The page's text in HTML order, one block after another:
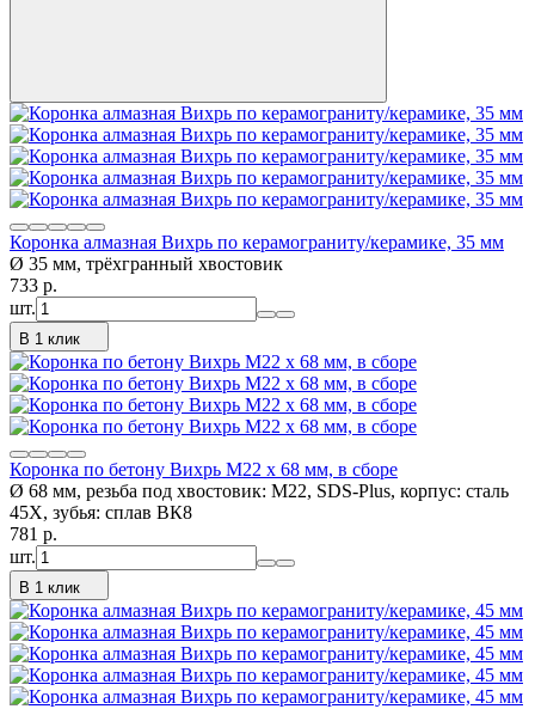
Коронка алмазная Вихрь по керамограниту/керамике, 35 мм
Ø 35 мм, трёхгранный хвостовик
733 p.
шт.
В 1 клик
Коронка по бетону Вихрь М22 х 68 мм, в сборе
Ø 68 мм, резьба под хвостовик: М22, SDS-Plus, корпус: сталь
45Х, зубья: сплав ВК8
781 p.
шт.
В 1 клик